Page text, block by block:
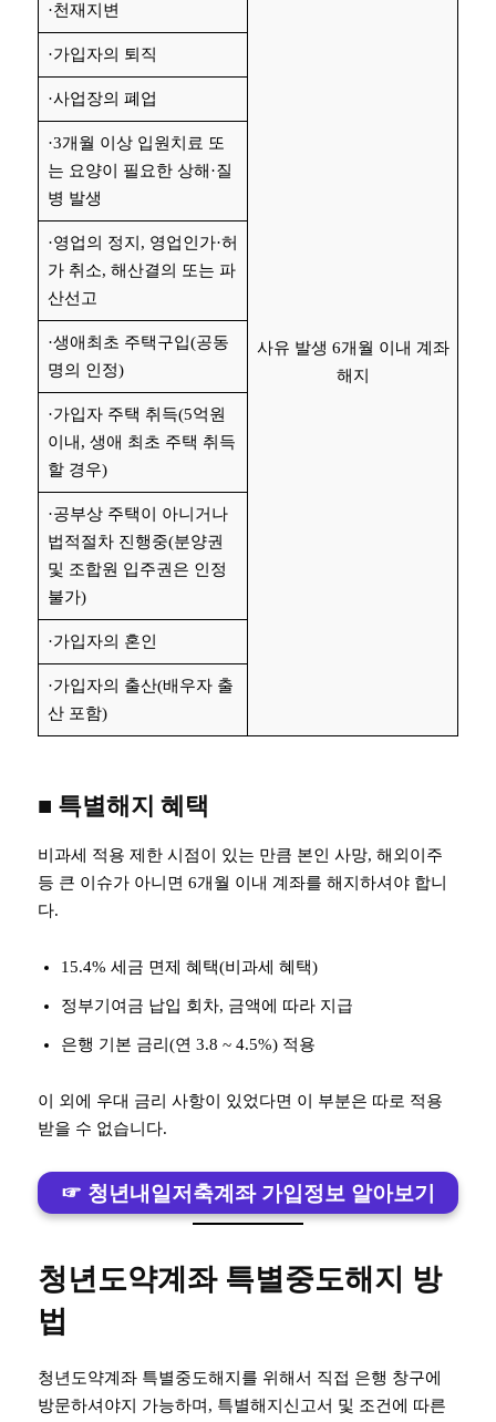
·천재지변
사유 발생 6개월 이내 계좌
해지
·가입자의 퇴직
·사업장의 폐업
·3개월 이상 입원치료 또
는 요양이 필요한 상해·질
병 발생
·영업의 정지, 영업인가·허
가 취소, 해산결의 또는 파
산선고
·생애최초 주택구입(공동
명의 인정)
·가입자 주택 취득(5억원
이내, 생애 최초 주택 취득
할 경우)
·공부상 주택이 아니거나
법적절차 진행중(분양권
및 조합원 입주권은 인정
불가)
·가입자의 혼인
·가입자의 출산(배우자 출
산 포함)
■ 특별해지 혜택
비과세 적용 제한 시점이 있는 만큼 본인 사망, 해외이주
등 큰 이슈가 아니면 6개월 이내 계좌를 해지하셔야 합니
다.
15.4% 세금 면제 혜택(비과세 혜택)
정부기여금 납입 회차, 금액에 따라 지급
은행 기본 금리(연 3.8 ~ 4.5%) 적용
이 외에 우대 금리 사항이 있었다면 이 부분은 따로 적용
받을 수 없습니다.
☞ 청년내일저축계좌 가입정보 알아보기
청년도약계좌 특별중도해지 방
법
청년도약계좌 특별중도해지를 위해서 직접 은행 창구에
방문하셔야지 가능하며, 특별해지신고서 및 조건에 따른